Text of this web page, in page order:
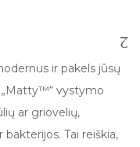
ir pakels jūsų
vystymo
ar griovelių,
Tai reiškia,